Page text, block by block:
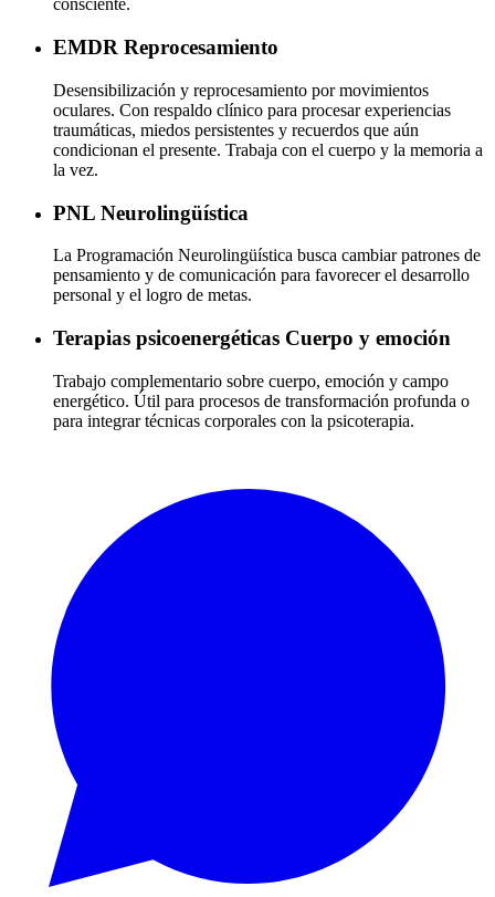
consciente.
EMDR Reprocesamiento
Desensibilización y reprocesamiento por movimientos
oculares. Con respaldo clínico para procesar experiencias
traumáticas, miedos persistentes y recuerdos que aún
condicionan el presente. Trabaja con el cuerpo y la memoria a
la vez.
PNL Neurolingüística
La Programación Neurolingüística busca cambiar patrones de
pensamiento y de comunicación para favorecer el desarrollo
personal y el logro de metas.
Terapias psicoenergéticas Cuerpo y emoción
Trabajo complementario sobre cuerpo, emoción y campo
energético. Útil para procesos de transformación profunda o
para integrar técnicas corporales con la psicoterapia.